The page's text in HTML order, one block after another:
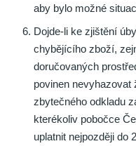
aby bylo možné
Dojde-li ke zjištění
chybějícího zboží,
doručovaných
povinen nevyhazovat
zbytečného odkladu
kterékoliv pobočce
uplatnit nejpozději do